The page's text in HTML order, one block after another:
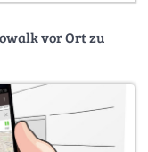
vor Ort zu